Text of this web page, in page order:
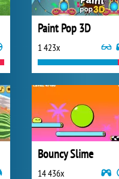
Paint Pop 3D
1 423x
Bouncy Slime
14 436x